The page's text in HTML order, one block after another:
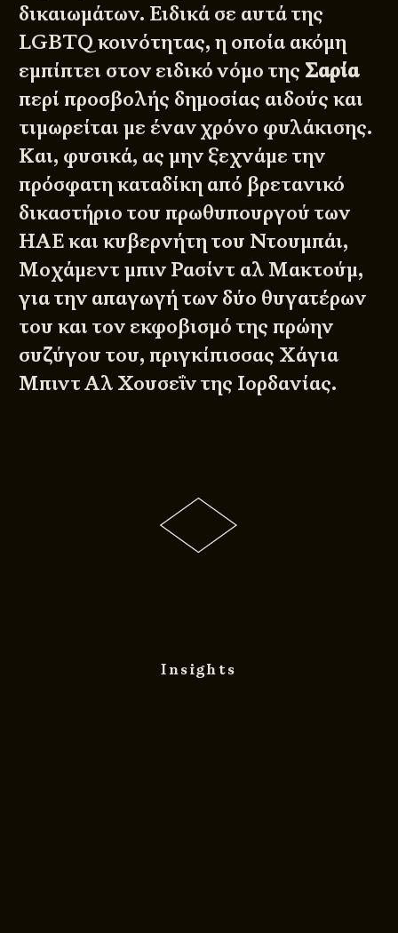
δικαιωμάτων. Ειδικά σε αυτά της
LGBTQ κοινότητας, η οποία ακόμη
εμπίπτει στον ειδικό νόμο της Σαρία
περί προσβολής δημοσίας αιδούς και
τιμωρείται με έναν χρόνο φυλάκισης.
Και, φυσικά, ας μην ξεχνάμε την
πρόσφατη καταδίκη από βρετανικό
δικαστήριο του πρωθυπουργού των
ΗΑΕ και κυβερνήτη του Ντουμπάι,
Μοχάμεντ μπιν Ρασίντ αλ Μακτούμ,
για την απαγωγή των δύο θυγατέρων
του και τον εκφοβισμό της πρώην
συζύγου του, πριγκίπισσας Χάγια
Μπιντ Αλ Χουσεΐν της Ιορδανίας.
Insights